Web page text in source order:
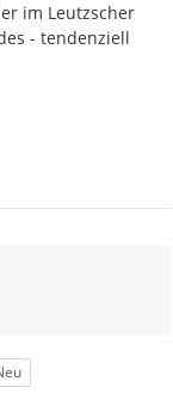
im Leutzscher
- tendenziell